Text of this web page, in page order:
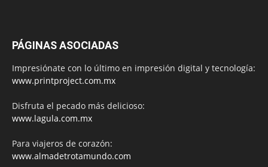
PÁGINAS ASOCIADAS
Impresiónate con lo último en impresión digital y tecnología:
www.printproject.com.mx
Disfruta el pecado más delicioso:
www.lagula.com.mx
Para viajeros de corazón:
www.almadetrotamundo.com